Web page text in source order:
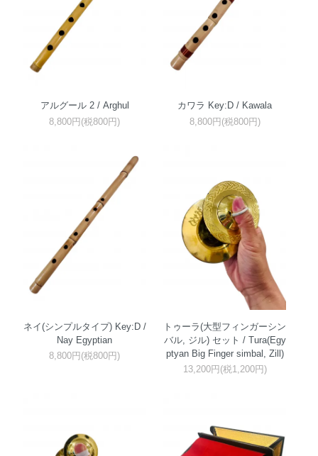
アルグール 2 / Arghul
8,800円(税800円)
カワラ Key:D / Kawala
8,800円(税800円)
ネイ(シンプルタイプ) Key:D /
Nay Egyptian
8,800円(税800円)
トゥーラ(大型フィンガーシン
バル, ジル) セット / Tura(Egy
ptyan Big Finger simbal, Zill)
13,200円(税1,200円)